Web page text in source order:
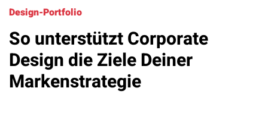
Design-Portfolio
So unterstützt Corporate
Design die Ziele Deiner
Markenstrategie